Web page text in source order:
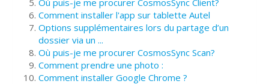
Comment installer l'app sur tablette Autel
Options supplémentaires lors du partage d’un
dossier via un ...
Où puis-je me procurer CosmosSync Scan?
Comment prendre une photo :
Comment installer Google Chrome ?